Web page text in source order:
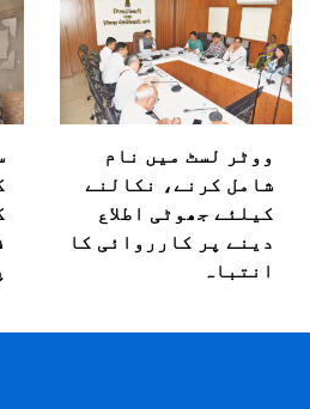
ووٹر لسٹ میں نام
شامل کرنے، نکالنے
کیلئے جھوٹی اطلاع
دینے پر کارروائی کا
انتباہ